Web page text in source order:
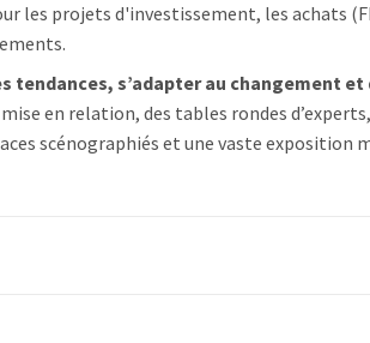
les projets d'investissement, les achats
tendances, s’adapter au changement
en relation, des tables rondes
scénographiés et une vaste